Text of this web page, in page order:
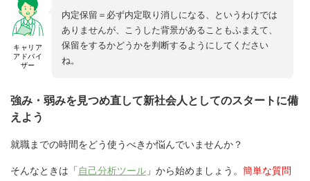
キャリア
アドバイ
ザー
内定保留＝必ず内定取り消しになる、というわけでは
ありませんが、こうした背景があることもふまえて、
保留をするかどうかを判断するようにしてください
ね。
強み・弱みを見つめ直して新社会人としてのスタートに備
えよう
就職までの時間をどう使うべきか悩んでいませんか？
そんなときは「 自己分析ツール 」から始めましょう。 簡単な質問